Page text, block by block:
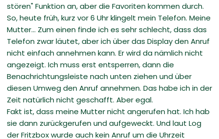
stören" Funktion an, aber die Favoriten kommen durch.
So, heute früh, kurz vor 6 Uhr klingelt mein Telefon. Meine
Mutter... Zum einen finde ich es sehr schlecht, dass das
Telefon zwar läutet, aber ich über das Display den Anruf
nicht einfach annehmen kann. Er wird da nämlich nicht
angezeigt. Ich muss erst entsperren, dann die
Benachrichtungsleiste nach unten ziehen und über
diesen Umweg den Anruf annehmen. Das habe ich in der
Zeit natürlich nicht geschafft. Aber egal.
Fakt ist, dass meine Mutter nicht angerufen hat. Ich hab
sie dann zurückgerufen und aufgeweckt. Und laut Log
der Fritzbox wurde auch kein Anruf um die Uhrzeit